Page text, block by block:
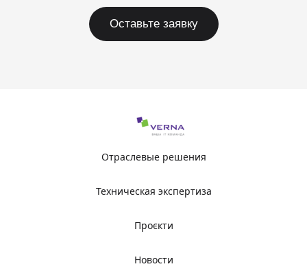
Оставьте заявку
Отраслевые решения
Техническая экспертиза
Проєкти
Новости